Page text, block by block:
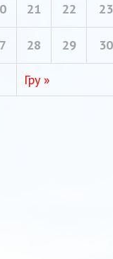
Гру »
21 22 23
28 29 30